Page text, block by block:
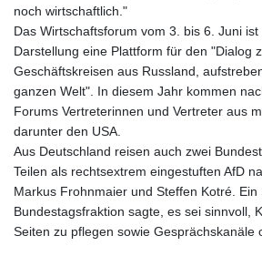
noch wirtschaftlich."
Das Wirtschaftsforum vom 3. bis 6. Juni
Darstellung eine Plattform für den "Dialog
Geschäftskreisen aus Russland,
ganzen Welt". In diesem Jahr kommen
Forums Vertreterinnen und Vertreter aus
darunter den USA.
Aus Deutschland reisen auch zwei
Teilen als rechtsextrem eingestuften AfD
Markus Frohnmaier und Steffen Kotré. Ein
Bundestagsfraktion sagte, es sei sinnvoll,
Seiten zu pflegen sowie Gesprächskanäle